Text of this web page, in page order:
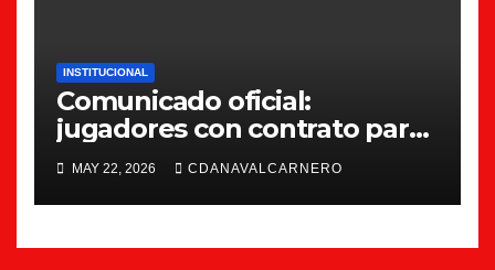
INSTITUCIONAL
Comunicado oficial:
jugadores con contrato para
la 26/27
MAY 22, 2026 CDANAVALCARNERO